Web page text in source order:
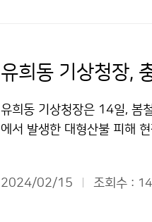
유희동 기상청장,
유희동 기상청장은 14일, 봄
에서 발생한 대형산불 피해
2024/02/15 조회수 :